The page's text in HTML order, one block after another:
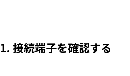
1. 接続端子を確認する